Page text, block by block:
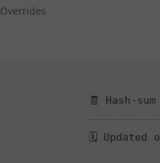
Overrides
🧾 Hash-
🗓 Updated